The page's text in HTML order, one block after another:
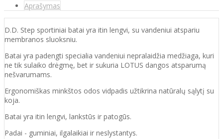
Aprašymas
D.D. Step sportiniai batai yra itin lengvi, su vandeniui atspariu
membranos sluoksniu.
Batai yra padengti specialia vandeniui nepralaidžia medžiaga, kuri
ne tik sulaiko drėgmę, bet ir sukuria LOTUS dangos atsparumą
nešvarumams.
Ergonomiškas minkštos odos vidpadis užtikrina natūralų sąlytį su
koja.
Batai yra itin lengvi, lankstūs ir patogūs.
Padai - guminiai, ilgalaikiai ir neslystantys.